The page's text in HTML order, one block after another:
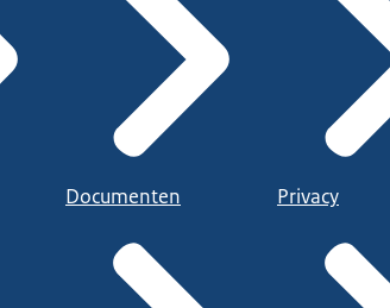
Documenten Privacy